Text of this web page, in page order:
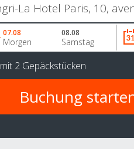
07.08
Morgen
08.08
Samstag
mit 2 Gepäckstücken